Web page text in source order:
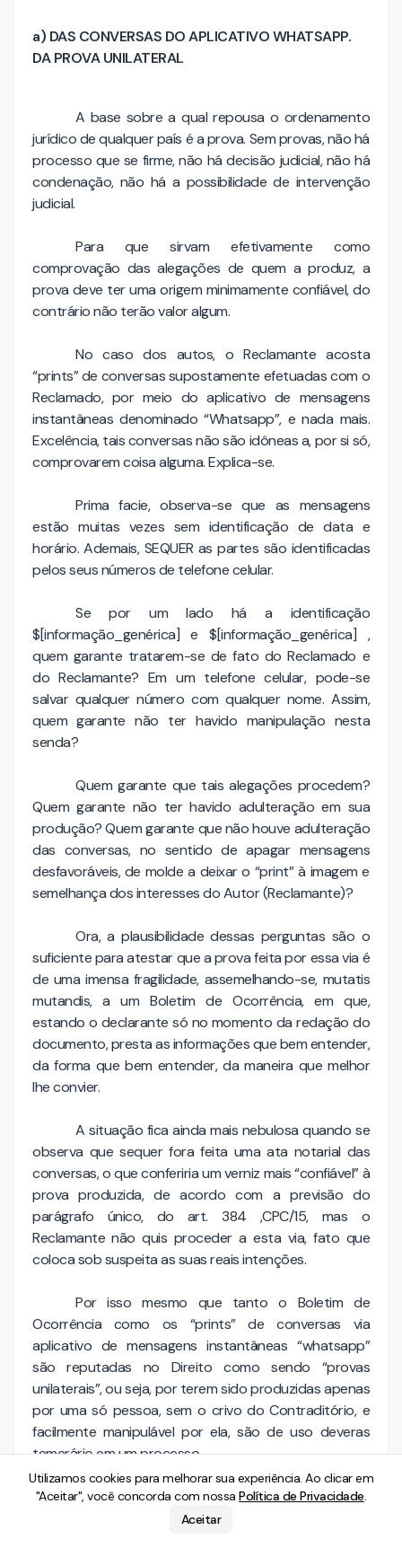
a) DAS CONVERSAS DO APLICATIVO WHATSAPP.
DA PROVA UNILATERAL
A base sobre a qual repousa o ordenamento
jurídico de qualquer país é a prova. Sem provas, não há
processo que se firme, não há decisão judicial, não há
condenação, não há a possibilidade de intervenção
judicial.
Para que sirvam efetivamente como
comprovação das alegações de quem a produz, a
prova deve ter uma origem minimamente confiável, do
contrário não terão valor algum.
No caso dos autos, o Reclamante acosta
“prints” de conversas supostamente efetuadas com o
Reclamado, por meio do aplicativo de mensagens
instantâneas denominado “Whatsapp”, e nada mais.
Excelência, tais conversas não são idôneas a, por si só,
comprovarem coisa alguma. Explica-se.
Prima facie, observa-se que as mensagens
estão muitas vezes sem identificação de data e
horário. Ademais, SEQUER as partes são identificadas
pelos seus números de telefone celular.
Se por um lado há a identificação
$[informação_genérica] e $[informação_genérica] ,
quem garante tratarem-se de fato do Reclamado e
do Reclamante? Em um telefone celular, pode-se
salvar qualquer número com qualquer nome. Assim,
quem garante não ter havido manipulação nesta
senda?
Quem garante que tais alegações procedem?
Quem garante não ter havido adulteração em sua
produção? Quem garante que não houve adulteração
das conversas, no sentido de apagar mensagens
desfavoráveis, de molde a deixar o “print” à imagem e
semelhança dos interesses do Autor (Reclamante)?
Ora, a plausibilidade dessas perguntas são o
suficiente para atestar que a prova feita por essa via é
de uma imensa fragilidade, assemelhando-se, mutatis
mutandis, a um Boletim de Ocorrência, em que,
estando o declarante só no momento da redação do
documento, presta as informações que bem entender,
da forma que bem entender, da maneira que melhor
lhe convier.
A situação fica ainda mais nebulosa quando se
observa que sequer fora feita uma ata notarial das
conversas, o que conferiria um verniz mais “confiável” à
prova produzida, de acordo com a previsão do
parágrafo único, do art. 384 ,CPC/15, mas o
Reclamante não quis proceder a esta via, fato que
coloca sob suspeita as suas reais intenções.
Por isso mesmo que tanto o Boletim de
Ocorrência como os “prints” de conversas via
aplicativo de mensagens instantâneas “whatsapp”
são reputadas no Direito como sendo “provas
unilaterais”, ou seja, por terem sido produzidas apenas
por uma só pessoa, sem o crivo do Contraditório, e
facilmente manipulável por ela, são de uso deveras
temerário em um processo.
Nesse sentido, vale ressaltar o entendimento
jurisprudencial firmado em recente julgamento
Utilizamos cookies para melhorar sua experiência. Ao clicar em
"Aceitar", você concorda com nossa Política de Privacidade.
Aceitar